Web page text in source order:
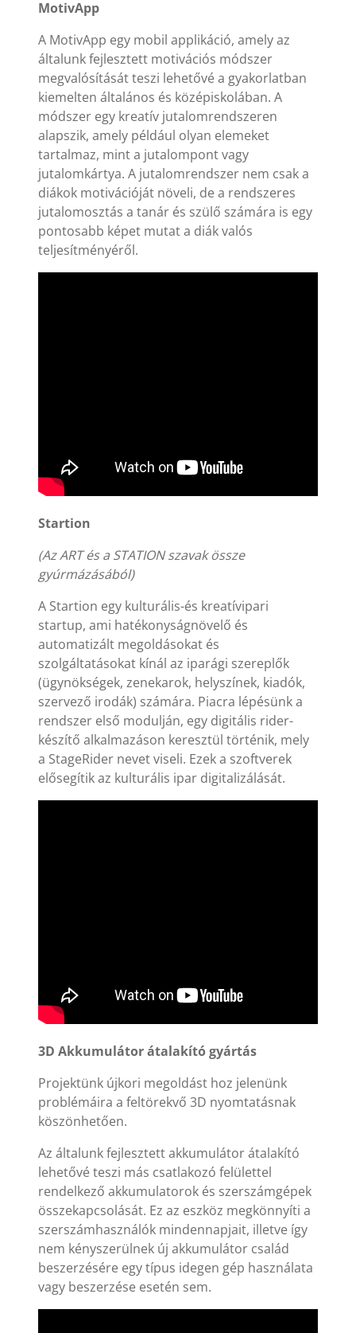
MotivApp
A MotivApp egy mobil applikáció, amely az
általunk fejlesztett motivációs módszer
megvalósítását teszi lehetővé a gyakorlatban
kiemelten általános és középiskolában. A
módszer egy kreatív jutalomrendszeren
alapszik, amely például olyan elemeket
tartalmaz, mint a jutalompont vagy
jutalomkártya. A jutalomrendszer nem csak a
diákok motivációját növeli, de a rendszeres
jutalomosztás a tanár és szülő számára is egy
pontosabb képet mutat a diák valós
teljesítményéről.
Startion
(Az ART és a STATION szavak össze
gyúrmázásából)
A Startion egy kulturális-és kreatívipari
startup, ami hatékonyságnövelő és
automatizált megoldásokat és
szolgáltatásokat kínál az iparági szereplők
(ügynökségek, zenekarok, helyszínek, kiadók,
szervező irodák) számára. Piacra lépésünk a
rendszer első modulján, egy digitális rider-
készítő alkalmazáson keresztül történik, mely
a StageRider nevet viseli. Ezek a szoftverek
elősegítik az kulturális ipar digitalizálását.
3D Akkumulátor átalakító gyártás
Projektünk újkori megoldást hoz jelenünk
problémáira a feltörekvő 3D nyomtatásnak
köszönhetően.
Az általunk fejlesztett akkumulátor átalakító
lehetővé teszi más csatlakozó felülettel
rendelkező akkumulatorok és szerszámgépek
összekapcsolását. Ez az eszköz megkönnyíti a
szerszámhasználók mindennapjait, illetve így
nem kényszerülnek új akkumulátor család
beszerzésére egy típus idegen gép használata
vagy beszerzése esetén sem.